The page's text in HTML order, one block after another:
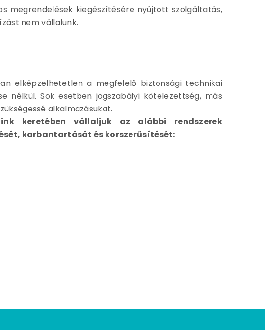
megrendelések kiegészítésére nyújtott szolgáltatás,
nem vállalunk.
elképzelhetetlen a megfelelő biztonsági technikai
nélkül. Sok esetben jogszabályi kötelezettség, más
alkalmazásukat.
keretében vállaljuk az alábbi rendszerek
karbantartását és korszerűsítését: